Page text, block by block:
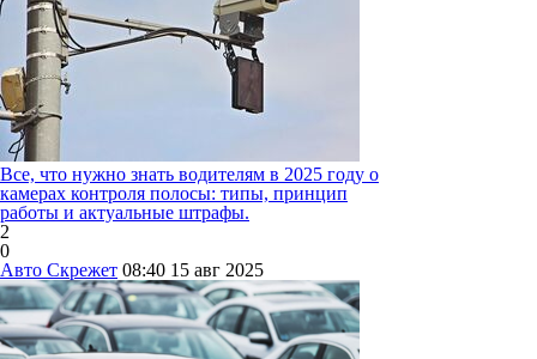
Все, что нужно знать водителям в 2025 году о
камерах контроля полосы: типы, принцип
работы и актуальные штрафы.
2
0
Авто Скрежет 08:40 15 авг 2025